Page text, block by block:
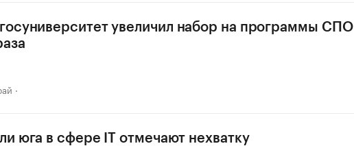
увеличил набор на программы СПО
юга в сфере IT отмечают нехватку